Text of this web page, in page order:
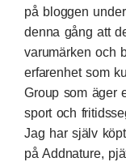
på bloggen
denna gång att
varumärken och
erfarenhet som
Group som äger
sport och
Jag har själv
påAddnature,